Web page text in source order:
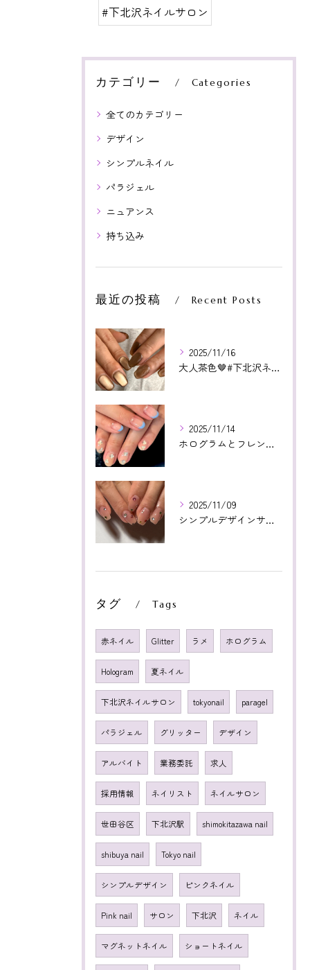
#下北沢ネイルサロン
カテゴリー Categories
全てのカテゴリー
デザイン
シンプルネイル
パラジェル
ニュアンス
持ち込み
最近の投稿 Recent Posts
2025/11/16
大人茶色🤎#下北沢ネイル#paragel#パラジェル#下北沢...
2025/11/14
ホログラムとフレンチ相性よかった😊いつもありがとうございます...
2025/11/09
シンプルデザインサンプルより！カラフルストーン🤩❤️いつもあ...
タグ Tags
赤ネイル Glitter ラメ ホログラム
Hologram 夏ネイル
下北沢ネイルサロン tokyonail paragel
パラジェル グリッター デザイン
アルバイト 業務委託 求人
採用情報 ネイリスト ネイルサロン
世田谷区 下北沢駅 shimokitazawa nail
shibuya nail Tokyo nail
シンプルデザイン ピンクネイル
Pink nail サロン 下北沢 ネイル
マグネットネイル ショートネイル